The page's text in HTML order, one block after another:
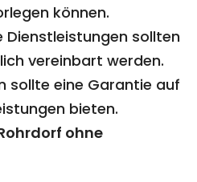
können.
Dienstleistungen sollten
vereinbart werden.
sollte eine Garantie auf
bieten.
ohne